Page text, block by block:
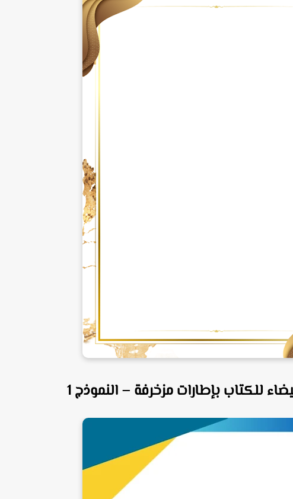
للكتاب بإطارات مزخرفة – النموذج 1